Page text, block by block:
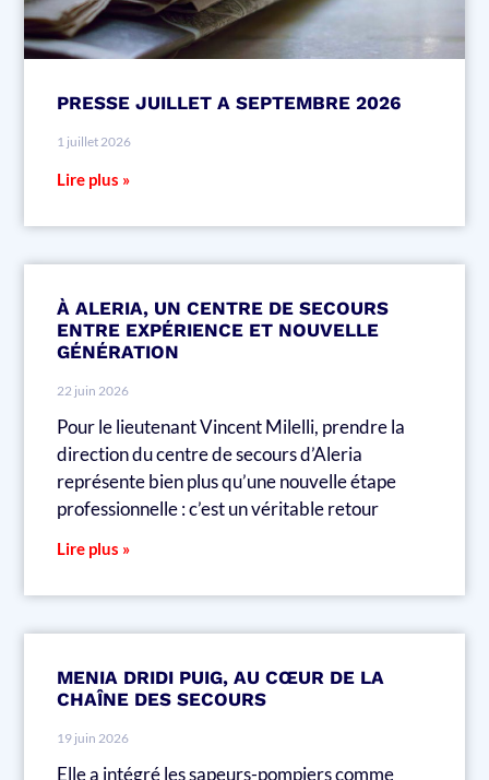
PRESSE JUILLET A SEPTEMBRE 2026
1 juillet 2026
Lire plus »
À ALERIA, UN CENTRE DE SECOURS
ENTRE EXPÉRIENCE ET NOUVELLE
GÉNÉRATION
22 juin 2026
Pour le lieutenant Vincent Milelli, prendre la
direction du centre de secours d’Aleria
représente bien plus qu’une nouvelle étape
professionnelle : c’est un véritable retour
Lire plus »
MENIA DRIDI PUIG, AU CŒUR DE LA
CHAÎNE DES SECOURS
19 juin 2026
Elle a intégré les sapeurs-pompiers comme